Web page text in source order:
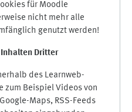
für Moodle
nicht mehr alle
genutzt werden!
Inhalten Dritter
des Learnweb-
zum Beispiel Videos von
Maps, RSS-Feeds